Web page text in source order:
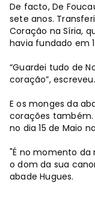
De facto, De
sete anos.
Coração na Síria,
havia fundado em
“Guardei tudo de
coração”, escreveu.
E os monges da
corações também.
no dia 15 de Maio
"É no momento da
o dom da sua
abade Hugues.